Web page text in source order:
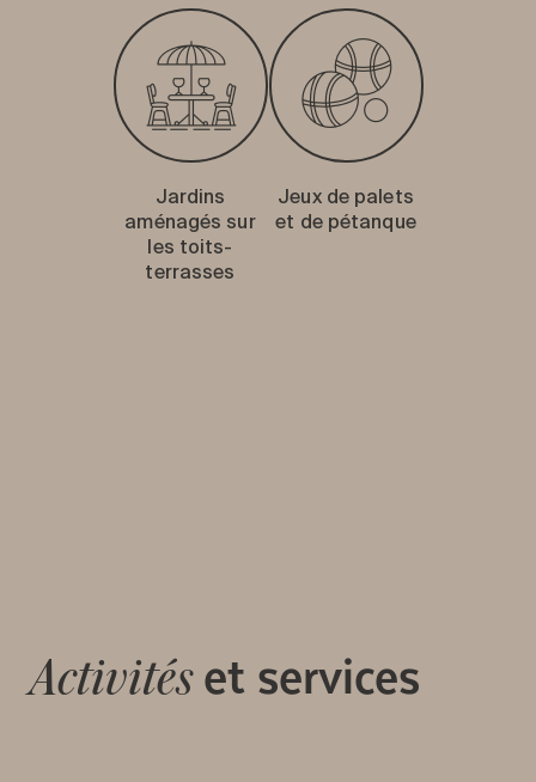
Jardins
aménagés sur
les toits-
terrasses
Jeux de palets
et de pétanque
Activitéset services